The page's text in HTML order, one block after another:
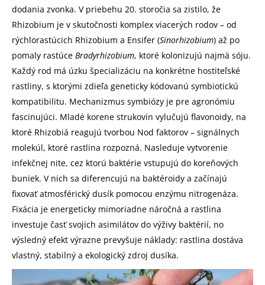
dodania zvonka. V priebehu 20. storočia sa zistilo, že
Rhizobium je v skutočnosti komplex viacerých rodov – od
rýchlorastúcich Rhizobium a Ensifer (Sinorhizobium) až po
pomaly rastúce Bradyrhizobium, ktoré kolonizujú najmä sóju.
Každý rod má úzku špecializáciu na konkrétne hostiteľské
rastliny, s ktorými zdieľa geneticky kódovanú symbiotickú
kompatibilitu. Mechanizmus symbiózy je pre agronómiu
fascinujúci. Mladé korene strukovín vylučujú flavonoidy, na
ktoré Rhizobiá reagujú tvorbou Nod faktorov – signálnych
molekúl, ktoré rastlina rozpozná. Nasleduje vytvorenie
infekčnej nite, cez ktorú baktérie vstupujú do koreňových
buniek. V nich sa diferencujú na baktéroidy a začínajú
fixovať atmosférický dusík pomocou enzýmu nitrogenáza.
Fixácia je energeticky mimoriadne náročná a rastlina
investuje časť svojich asimilátov do výživy baktérií, no
výsledný efekt výrazne prevyšuje náklady: rastlina dostáva
vlastný, stabilný a ekologický zdroj dusíka.